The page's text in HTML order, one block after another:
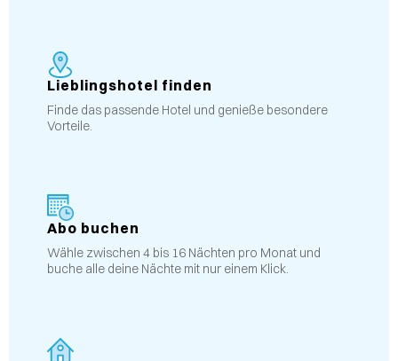
Lieblingshotel finden
Finde das passende Hotel und genieße besondere
Vorteile.
Abo buchen
Wähle zwischen 4 bis 16 Nächten pro Monat und
buche alle deine Nächte mit nur einem Klick.